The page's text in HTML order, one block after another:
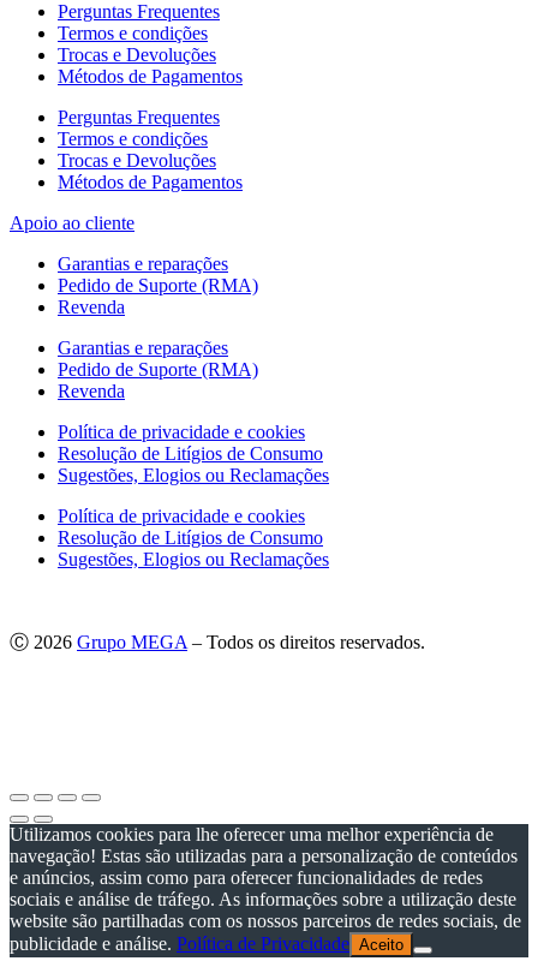
Perguntas Frequentes
Termos e condições
Trocas e Devoluções
Métodos de Pagamentos
Perguntas Frequentes
Termos e condições
Trocas e Devoluções
Métodos de Pagamentos
Apoio ao cliente
Garantias e reparações
Pedido de Suporte (RMA)
Revenda
Garantias e reparações
Pedido de Suporte (RMA)
Revenda
Política de privacidade e cookies
Resolução de Litígios de Consumo
Sugestões, Elogios ou Reclamações
Política de privacidade e cookies
Resolução de Litígios de Consumo
Sugestões, Elogios ou Reclamações
Ⓒ 2026 Grupo MEGA – Todos os direitos reservados.
Utilizamos cookies para lhe oferecer uma melhor experiência de
navegação! Estas são utilizadas para a personalização de conteúdos
e anúncios, assim como para oferecer funcionalidades de redes
sociais e análise de tráfego. As informações sobre a utilização deste
website são partilhadas com os nossos parceiros de redes sociais, de
publicidade e análise. Política de Privacidade Aceito